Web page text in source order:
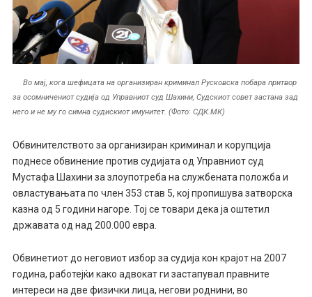
Во мај, кога шефицата на организиран криминал Русковска побара притвор
за осомничениот судија од Управниот суд Шахини, Судскиот совет застана зад
него и не му го симна судискиот имунитет. (Фото: СДК.МК)
Обвинителството за организиран криминал и корупција
поднесе обвинение против судијата од Управниот суд
Мустафа Шахини за злоупотреба на службената положба и
овластувањата по член 353 став 5, кој пропишува затворска
казна од 5 години нагоре. Тој се товари дека ја оштетил
државата од над 200.000 евра.
Обвинетиот до неговиот избор за судијa кон крајот на 2007
година, работејќи како адвокат ги застапувал правните
интереси на две физички лица, негови роднини, во